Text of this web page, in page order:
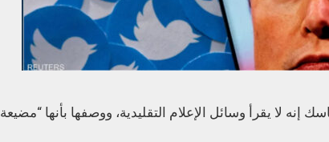
إنه لا يقرأ وسائل الإعلام التقليدية، ووصفها بأنها “مضيعة